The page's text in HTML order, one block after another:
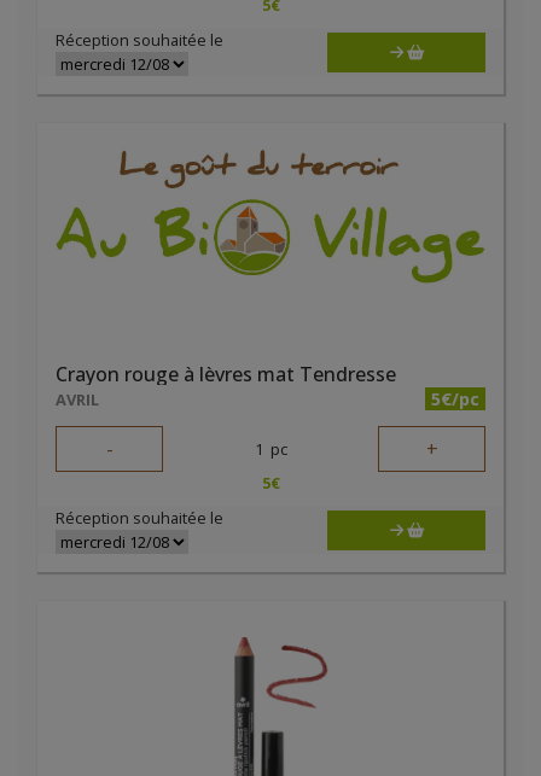
5€
Réception souhaitée le
Crayon rouge à lèvres mat Tendresse
AVRIL 5€/pc
- 1 pc +
5€
Réception souhaitée le